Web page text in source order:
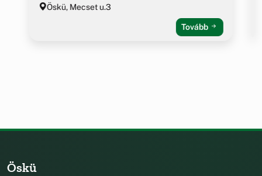
Öskü, Mecset u.3
Tovább
Öskü